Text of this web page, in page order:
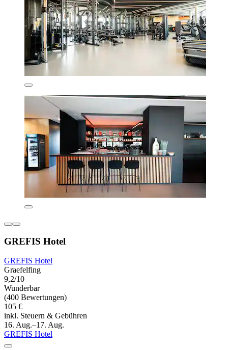
GREFIS Hotel
GREFIS Hotel
Graefelfing
9,2/10
Wunderbar
(400 Bewertungen)
105 €
inkl. Steuern & Gebühren
16. Aug.–17. Aug.
GREFIS Hotel